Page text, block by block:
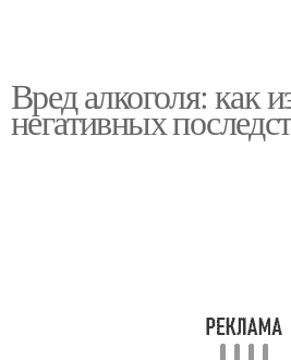
Вред алкоголя: как
негативных